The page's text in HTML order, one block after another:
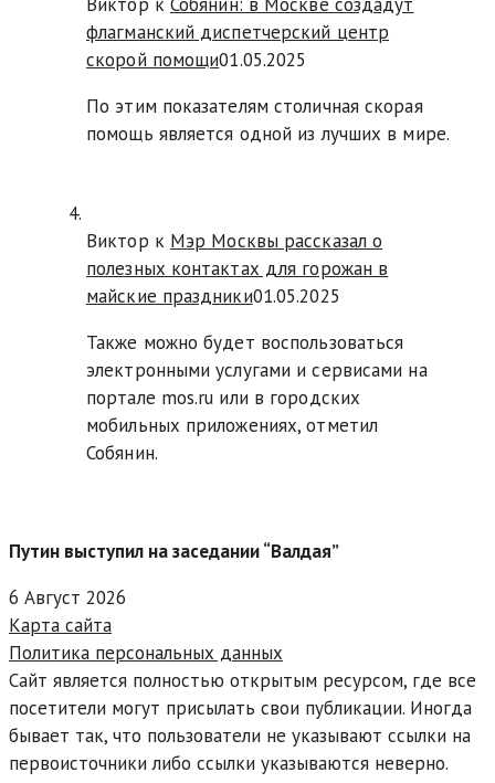
флагманский диспетчерский центр
скорой помощи01.05.2025
По этим показателям столичная скорая
помощь является одной из лучших в мире.
Виктор к Мэр Москвы рассказал о
полезных контактах для горожан в
майские праздники01.05.2025
Также можно будет воспользоваться
электронными услугами и сервисами на
портале mos.ru или в городских
мобильных приложениях, отметил
Собянин.
Путин выступил на заседании “Валдая”
6 Август 2026
Карта сайта
Политика персональных данных
Сайт является полностью открытым ресурсом, где все
посетители могут присылать свои публикации. Иногда
бывает так, что пользователи не указывают ссылки на
первоисточники либо ссылки указываются неверно.